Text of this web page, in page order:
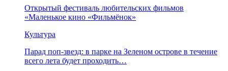
Открытый фестиваль любительских фильмов
«Маленькое кино «Фильмёнок»
Культура
Парад поп-звезд: в парке на Зеленом острове в течение
всего лета будет проходить…